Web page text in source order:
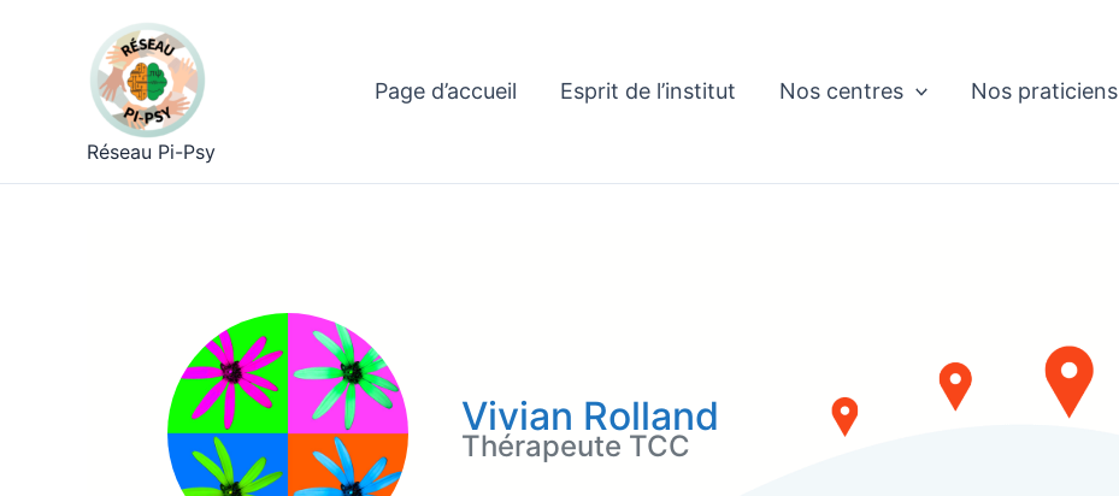
Réseau Pi-Psy
Page d’accueil Esprit de l’institut Nos centres Nos praticiens
Vivian Rolland
Thérapeute TCC